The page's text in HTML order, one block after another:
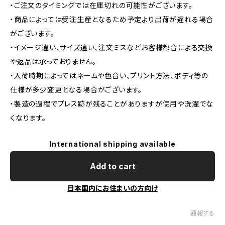
・ご注文のタイミングでは在庫切れの可能性がございます。
・商品によっては受注生産となるため予定より出荷が遅れる場合
がございます。
・イメージ違い、サイズ違い、注文ミスなどお客様都合による交換
や返品は承っておりません。
・入荷時期によってはネームや色合い、プリント方法、ボディ等の
仕様が多少変更となる場合がございます。
・製造の過程でプレス跡が残ることがありますが使用や洗濯でな
くなります。
International shipping available
Add to cart
日本国内にお住まいの方向け
通報する